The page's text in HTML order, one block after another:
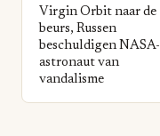
Virgin Orbit naar de
beurs, Russen
beschuldigen NASA-
astronaut van
vandalisme